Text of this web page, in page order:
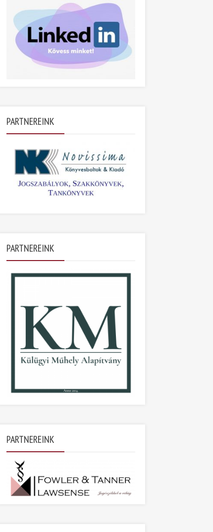
PARTNEREINK
PARTNEREINK
PARTNEREINK